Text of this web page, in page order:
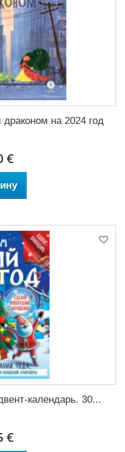
на 2024 год
€
календарь. 30...
€